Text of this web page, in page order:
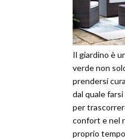
Il giardino è
verde non
prendersi
dal quale
per
confort e nel
proprio